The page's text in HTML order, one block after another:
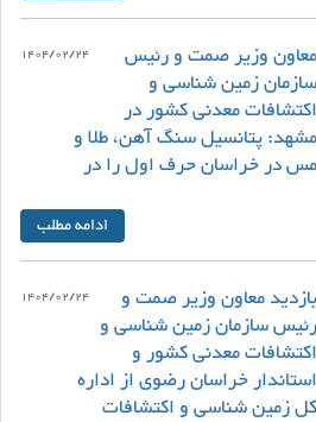
معاون وزیر صمت و رئیس
سازمان زمین شناسی و
اکتشافات معدنی کشور در
مشهد: پتانسیل سنگ آهن، طلا و
مس در خراسان حرف اول را در
ادامه مطلب
1404/02/24
بازدید معاون وزیر صمت و
رئیس سازمان زمین شناسی و
اکتشافات معدنی کشور و
استاندار خراسان رضوی از اداره
کل زمین شناسی و اکتشافات
1404/02/24